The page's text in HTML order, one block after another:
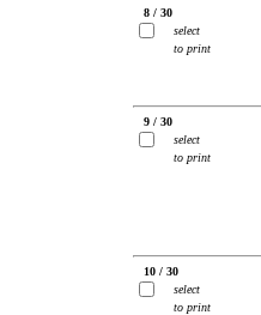
8 / 30
select
to print
9 / 30
select
to print
10 / 30
select
to print